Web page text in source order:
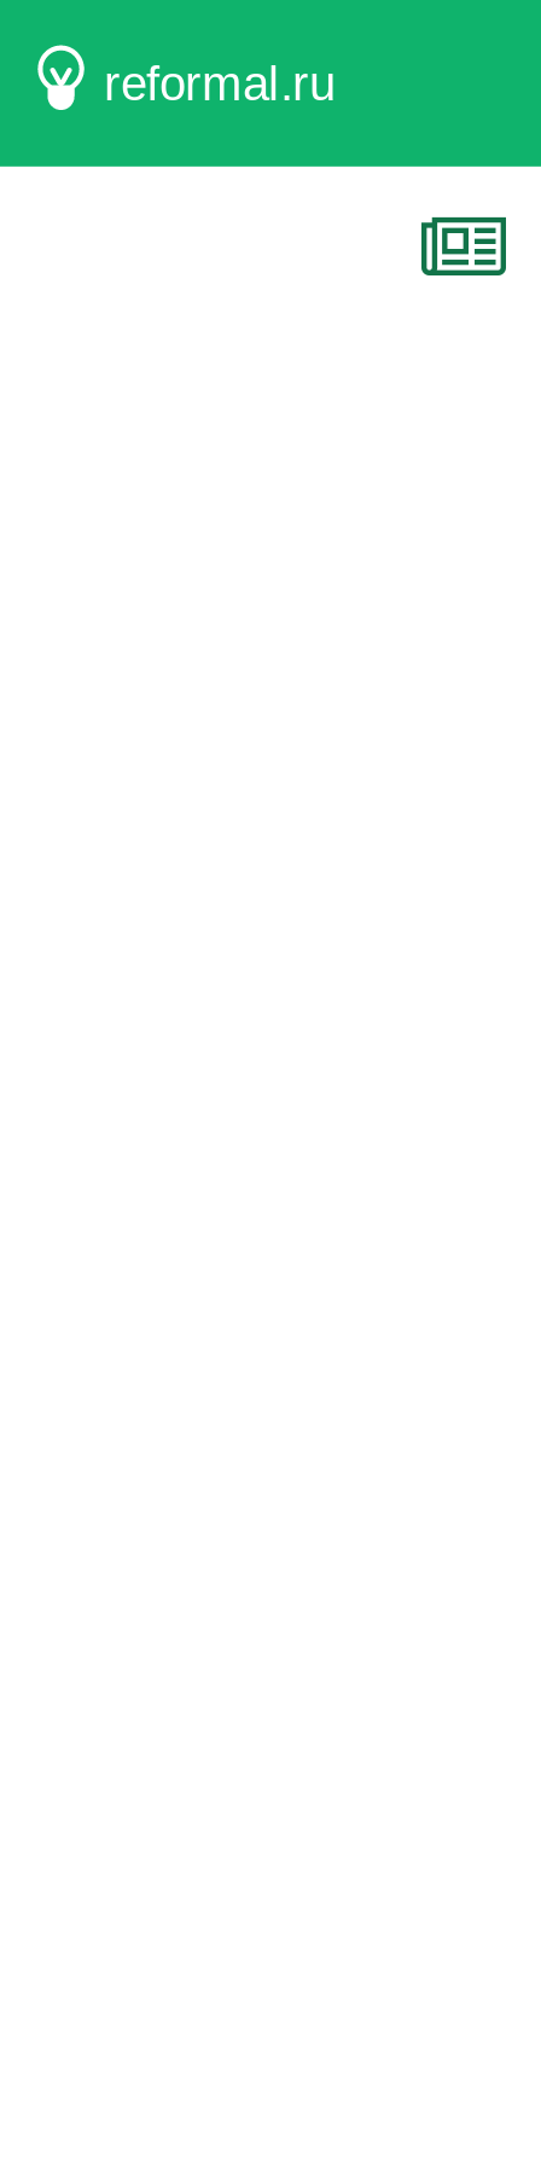
reformal.ru